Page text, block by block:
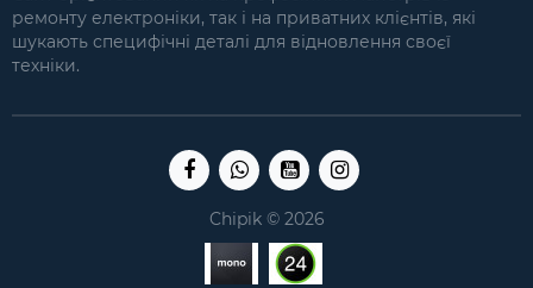
ремонту електроніки, так і на приватних клієнтів, які
шукають специфічні деталі для відновлення своєї
техніки.
Chipik © 2026